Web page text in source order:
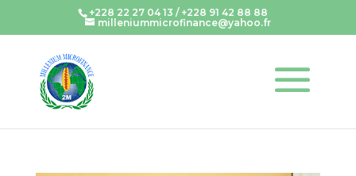
+228 22 27 04 13 / +228 91 42 88 88
milleniummicrofinance@yahoo.fr